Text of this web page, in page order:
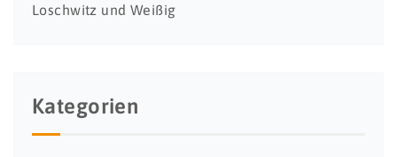
Loschwitz und Weißig
Kategorien